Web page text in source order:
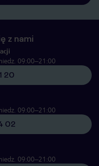
z nami
09:00–21:00
20
09:00–21:00
02
09:00–21:00